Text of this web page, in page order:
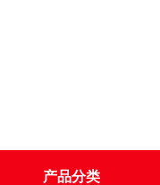
产品分类